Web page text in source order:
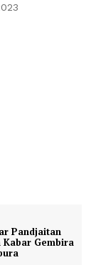
Pandjaitan
Kabar Gembira